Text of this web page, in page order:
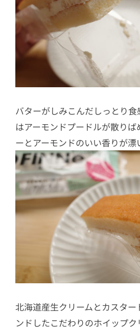
バターがしみこんだしっとり
はアーモンドプードルが散りば
ーとアーモンドのいい香りが漂
北海道産生クリームとカスター
ンドしたこだわりのホイップ